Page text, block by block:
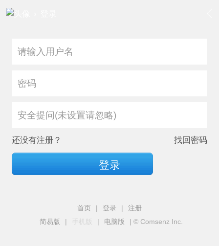
安全提问(未设置请忽略)
还没有注册？ 找回密码
登录
首页 | 登录 |
注册
简易版
| 手机版 | 电脑版 | © Comsenz Inc.